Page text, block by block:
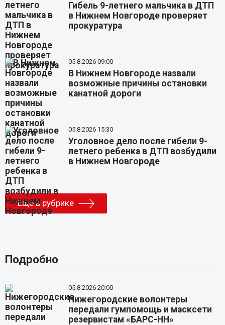
Гибель 9-летнего мальчика в ДТП
в Нижнем Новгороде проверяет
прокуратура
05.8.2026 09:00
В Нижнем Новгороде назвали
возможные причины остановки
канатной дороги
05.8.2026 15:30
Уголовное дело после гибели 9-
летнего ребенка в ДТП возбудили
в Нижнем Новгороде
Еще в рубрике
Подробно
05.8.2026 20:00
Нижегородские волонтеры
передали гумпомощь и масксети
резервистам «БАРС-НН»